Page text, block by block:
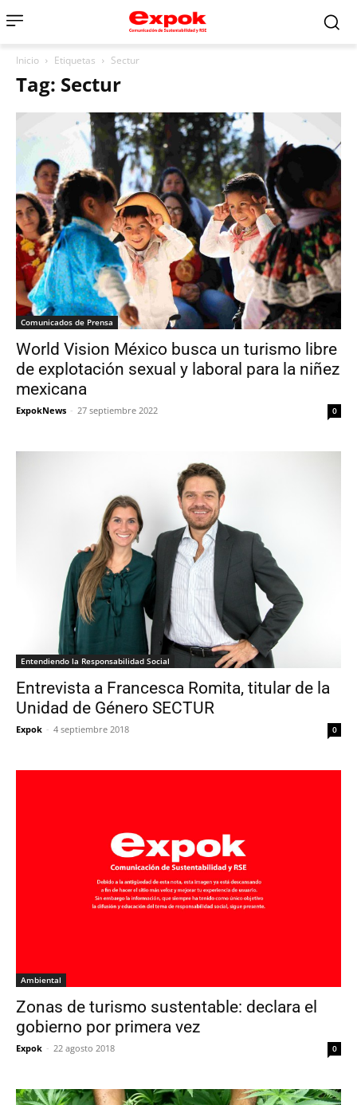
Inicio Etiquetas Sectur
Tag: Sectur
Comunicados de Prensa
World Vision México busca un turismo libre
de explotación sexual y laboral para la niñez
mexicana
ExpokNews - 27 septiembre 2022 0
Entendiendo la Responsabilidad Social
Entrevista a Francesca Romita, titular de la
Unidad de Género SECTUR
Expok - 4 septiembre 2018 0
Ambiental
Zonas de turismo sustentable: declara el
gobierno por primera vez
Expok - 22 agosto 2018 0